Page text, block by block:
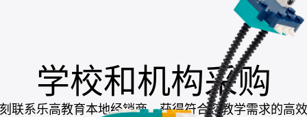
学校和机构采购
联系乐高教育本地经销商，获得符合您教学需求的高